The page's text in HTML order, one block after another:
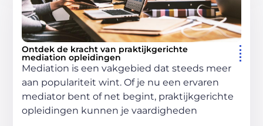
Ontdek de kracht van praktijkgerichte
mediation opleidingen
Mediation is een vakgebied dat steeds meer
aan populariteit wint. Of je nu een ervaren
mediator bent of net begint, praktijkgerichte
opleidingen kunnen je vaardigheden